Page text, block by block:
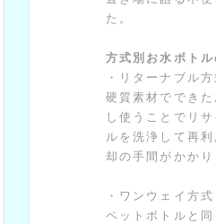
た。
方式別お水ボトル
・リターナブル方
硬質素材ででき
し使うことでリ
ルを洗浄して再
却の手間がかかり
・ワンウェイ方式
ペットボトルと